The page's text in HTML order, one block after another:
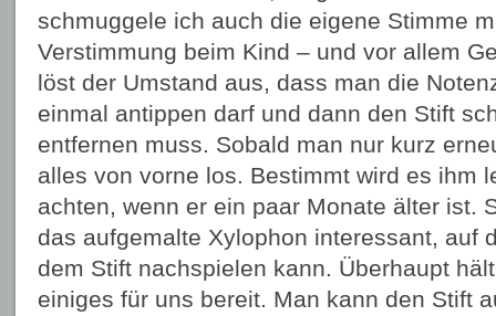
schmuggele ich auch die eigene Stimme
Verstimmung beim Kind – und vor allem
löst der Umstand aus, dass man die
einmal antippen darf und dann den Stift
entfernen muss. Sobald man nur kurz
alles von vorne los. Bestimmt wird es ihm
achten, wenn er ein paar Monate älter ist.
das aufgemalte Xylophon interessant, auf
dem Stift nachspielen kann. Überhaupt
einiges für uns bereit. Man kann den Stift